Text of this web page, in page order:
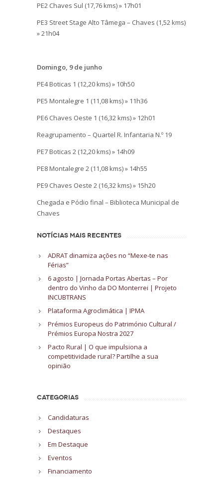
PE2 Chaves Sul (17,76 kms) » 17h01
PE3 Street Stage Alto Tâmega – Chaves (1,52 kms)
» 21h04
Domingo, 9 de junho
PE4 Boticas 1 (12,20 kms) » 10h50
PE5 Montalegre 1 (11,08 kms) » 11h36
PE6 Chaves Oeste 1 (16,32 kms) » 12h01
Reagrupamento – Quartel R. Infantaria N.º 19
PE7 Boticas 2 (12,20 kms) » 14h09
PE8 Montalegre 2 (11,08 kms) » 14h55
PE9 Chaves Oeste 2 (16,32 kms) » 15h20
Chegada e Pódio final – Biblioteca Municipal de
Chaves
NOTÍCIAS MAIS RECENTES
ADRAT dinamiza ações no “Mexe-te nas
Férias”
6 agosto | Jornada Portas Abertas – Por
dentro do Vinho da DO Monterrei | Projeto
INCUBTRANS
Plataforma Agroclimática | IPMA
Prémios Europeus do Património Cultural /
Prémios Europa Nostra 2027
Pacto Rural | O que impulsiona a
competitividade rural? Partilhe a sua
opinião
CATEGORIAS
Candidaturas
Destaques
Em Destaque
Eventos
Financiamento